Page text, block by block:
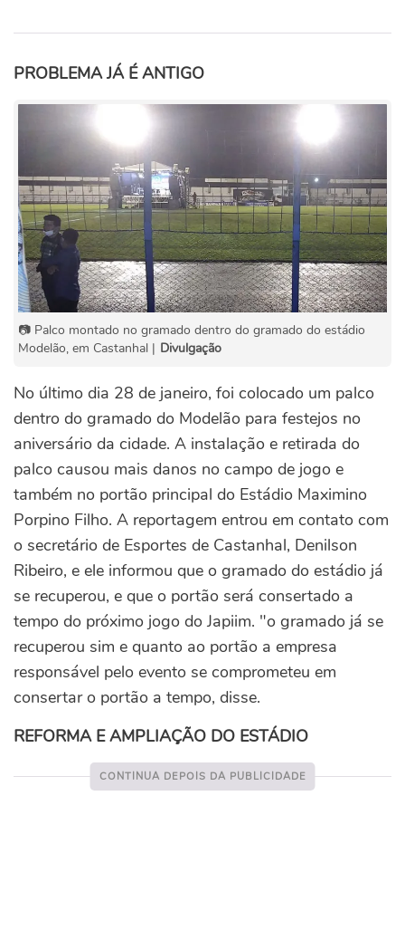
PROBLEMA JÁ É ANTIGO
📷 Palco montado no gramado dentro do gramado do estádio
Modelão, em Castanhal | Divulgação
No último dia 28 de janeiro, foi colocado um palco
dentro do gramado do Modelão para festejos no
aniversário da cidade. A instalação e retirada do
palco causou mais danos no campo de jogo e
também no portão principal do Estádio Maximino
Porpino Filho. A reportagem entrou em contato com
o secretário de Esportes de Castanhal, Denilson
Ribeiro, e ele informou que o gramado do estádio já
se recuperou, e que o portão será consertado a
tempo do próximo jogo do Japiim. "o gramado já se
recuperou sim e quanto ao portão a empresa
responsável pelo evento se comprometeu em
consertar o portão a tempo, disse.
REFORMA E AMPLIAÇÃO DO ESTÁDIO